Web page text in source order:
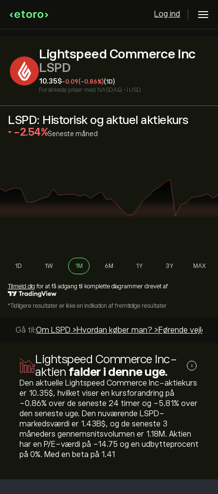
Log ind
Lightspeed Commerce Inc
LSPD
10.35‎$‎-0.09(-0.86%)(1D)
Forsinkede priser med NASDAQ • i USD
LSPD: Historisk og aktuel aktiekurs
‎-2.54‎ Seneste måned
1D 1W 1M 6M 1Y 3Y MAX
Tilmeld dig for at få adgang til komplette diagrammer drevet af
*Tidligere resultater er ikke en indikation af fremtidige resultater
Gå til:Om LSPD > Hvordan køber man? > Førende
Lightspeed Commerce Inc-
aktien falder i denne uge. i
Den aktuelle Lightspeed Commerce Inc-aktiekurs
er 10.35‎$‎, hvilket viser en kursforandring på
‎-0.86‎% over de seneste 24 timer og ‎-5.81‎% over
den seneste uge. Den nuværende LSPD-
markedsværdi er 1.43B‎$‎, og de seneste 3
måneders gennemsnitsvolumen er 1.18M. Aktien
har en P/E-værdi på -14.75 og en udbytteprocent
på 0%. Med en beta på 1.41